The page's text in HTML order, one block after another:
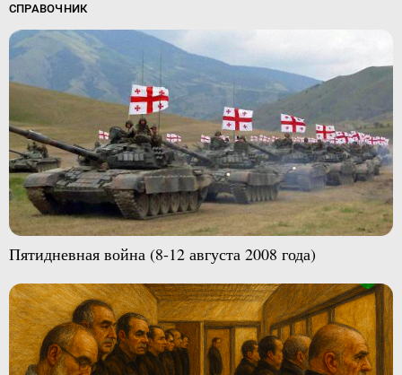
СПРАВОЧНИК
Пятидневная война (8-12 августа 2008 года)